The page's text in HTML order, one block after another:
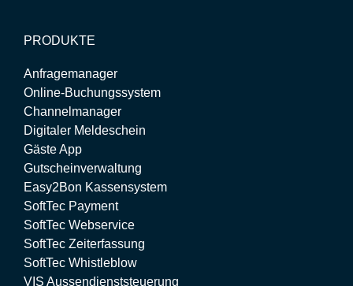
PRODUKTE
Anfragemanager
Online-Buchungssystem
Channelmanager
Digitaler Meldeschein
Gäste App
Gutscheinverwaltung
Easy2Bon Kassensystem
SoftTec Payment
SoftTec Webservice
SoftTec Zeiterfassung
SoftTec Whistleblow
VIS Aussendienststeuerung